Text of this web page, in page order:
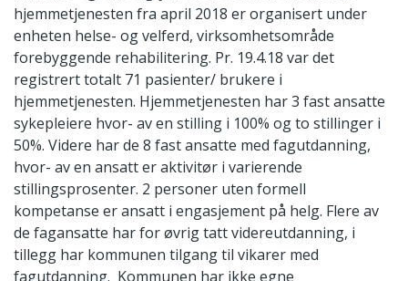
hjemmetjenesten fra april 2018 er organisert under
enheten helse- og velferd, virksomhetsområde
forebyggende rehabilitering. Pr. 19.4.18 var det
registrert totalt 71 pasienter/ brukere i
hjemmetjenesten. Hjemmetjenesten har 3 fast ansatte
sykepleiere hvor- av en stilling i 100% og to stillinger i
50%. Videre har de 8 fast ansatte med fagutdanning,
hvor- av en ansatt er aktivitør i varierende
stillingsprosenter. 2 personer uten formell
kompetanse er ansatt i engasjement på helg. Flere av
de fagansatte har for øvrig tatt videreutdanning, i
tillegg har kommunen tilgang til vikarer med
fagutdanning. Kommunen har ikke egne